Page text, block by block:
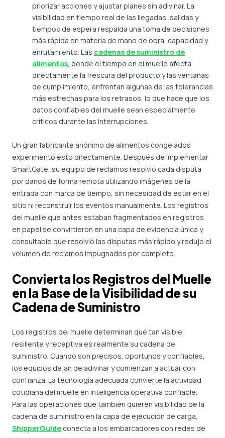
priorizar acciones y ajustar planes sin adivinar. La
visibilidad en tiempo real de las llegadas, salidas y
tiempos de espera respalda una toma de decisiones
más rápida en materia de mano de obra, capacidad y
enrutamiento. Las cadenas de suministro de
alimentos, donde el tiempo en el muelle afecta
directamente la frescura del producto y las ventanas
de cumplimiento, enfrentan algunas de las tolerancias
más estrechas para los retrasos, lo que hace que los
datos confiables del muelle sean especialmente
críticos durante las interrupciones.
Un gran fabricante anónimo de alimentos congelados
experimentó esto directamente. Después de implementar
SmartGate, su equipo de reclamos resolvió cada disputa
por daños de forma remota utilizando imágenes de la
entrada con marca de tiempo, sin necesidad de estar en el
sitio ni reconstruir los eventos manualmente. Los registros
del muelle que antes estaban fragmentados en registros
en papel se convirtieron en una capa de evidencia única y
consultable que resolvió las disputas más rápido y redujo el
volumen de reclamos impugnados por completo.
Convierta los Registros del Muelle
en la Base de la Visibilidad de su
Cadena de Suministro
Los registros del muelle determinan qué tan visible,
resiliente y receptiva es realmente su cadena de
suministro. Cuando son precisos, oportunos y confiables,
los equipos dejan de adivinar y comienzan a actuar con
confianza. La tecnología adecuada convierte la actividad
cotidiana del muelle en inteligencia operativa confiable.
Para las operaciones que también quieren visibilidad de la
cadena de suministro en la capa de ejecución de carga,
ShipperGuide conecta a los embarcadores con redes de